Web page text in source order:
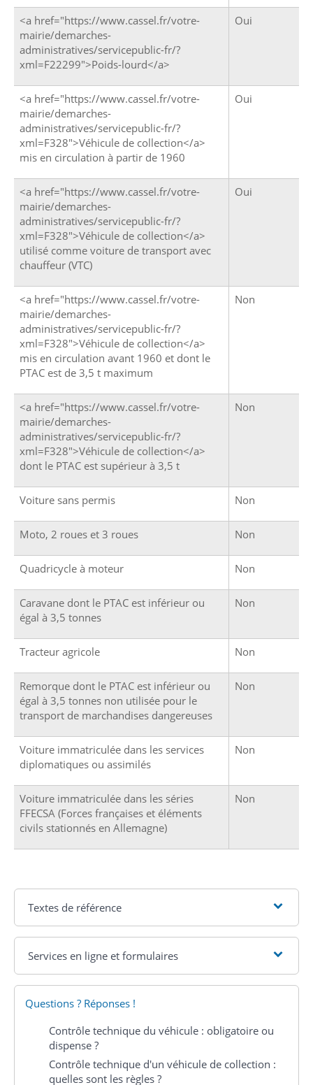
<a href="https://www.cassel.fr/votre-
mairie/demarches-
administratives/servicepublic-fr/?
xml=F22299">Poids-lourd</a>
Oui
<a href="https://www.cassel.fr/votre-
mairie/demarches-
administratives/servicepublic-fr/?
xml=F328">Véhicule de collection</a>
mis en circulation à partir de 1960
Oui
<a href="https://www.cassel.fr/votre-
mairie/demarches-
administratives/servicepublic-fr/?
xml=F328">Véhicule de collection</a>
utilisé comme voiture de transport avec
chauffeur (VTC)
Oui
<a href="https://www.cassel.fr/votre-
mairie/demarches-
administratives/servicepublic-fr/?
xml=F328">Véhicule de collection</a>
mis en circulation avant 1960 et dont le
PTAC est de 3,5 t maximum
Non
<a href="https://www.cassel.fr/votre-
mairie/demarches-
administratives/servicepublic-fr/?
xml=F328">Véhicule de collection</a>
dont le PTAC est supérieur à 3,5 t
Non
Voiture sans permis Non
Moto, 2 roues et 3 roues Non
Quadricycle à moteur Non
Caravane dont le PTAC est inférieur ou
égal à 3,5 tonnes
Non
Tracteur agricole Non
Remorque dont le PTAC est inférieur ou
égal à 3,5 tonnes non utilisée pour le
transport de marchandises dangereuses
Non
Voiture immatriculée dans les services
diplomatiques ou assimilés
Non
Voiture immatriculée dans les séries
FFECSA (Forces françaises et éléments
civils stationnés en Allemagne)
Non
Textes de référence
Services en ligne et formulaires
Questions ? Réponses !
Contrôle technique du véhicule : obligatoire ou
dispense ?
Contrôle technique d'un véhicule de collection :
quelles sont les règles ?